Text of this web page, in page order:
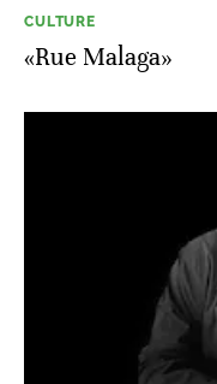
CULTURE
«Rue Malaga»